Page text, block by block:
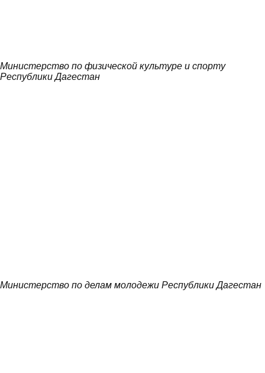
Министерство по физической культуре и спорту
Республики Дагестан
Министерство по делам молодежи Республики Дагестан